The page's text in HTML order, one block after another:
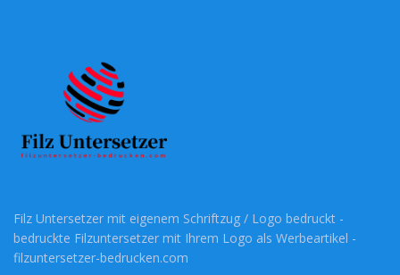
Filz Untersetzer mit eigenem Schriftzug / Logo bedruckt -
bedruckte Filzuntersetzer mit Ihrem Logo als Werbeartikel -
filzuntersetzer-bedrucken.com